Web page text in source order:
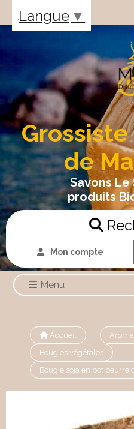
de
Savons Le
produits
Mon compte
Menu
Accueil
Bougies végétales
Bougie soja en pot beurre
Langue ▼